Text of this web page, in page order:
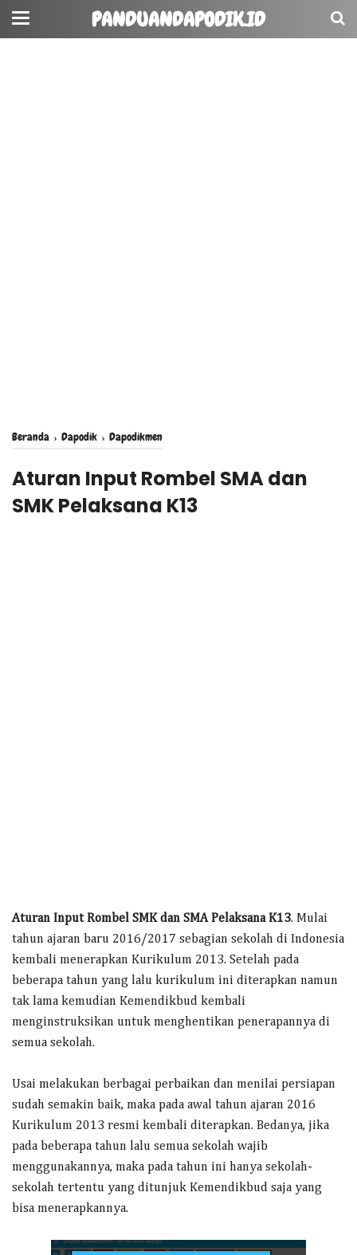
PANDUANDAPODIK.ID
Beranda › Dapodik › Dapodikmen
Aturan Input Rombel SMA dan
SMK Pelaksana K13
Aturan Input Rombel SMK dan SMA Pelaksana K13. Mulai
tahun ajaran baru 2016/2017 sebagian sekolah di Indonesia
kembali menerapkan Kurikulum 2013. Setelah pada
beberapa tahun yang lalu kurikulum ini diterapkan namun
tak lama kemudian Kemendikbud kembali
menginstruksikan untuk menghentikan penerapannya di
semua sekolah.
Usai melakukan berbagai perbaikan dan menilai persiapan
sudah semakin baik, maka pada awal tahun ajaran 2016
Kurikulum 2013 resmi kembali diterapkan. Bedanya, jika
pada beberapa tahun lalu semua sekolah wajib
menggunakannya, maka pada tahun ini hanya sekolah-
sekolah tertentu yang ditunjuk Kemendikbud saja yang
bisa menerapkannya.